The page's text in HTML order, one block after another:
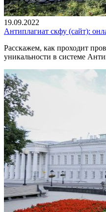
19.09.2022
Антиплагиат скфу (сайт):
Расскажем, как проходит
уникальности в системе